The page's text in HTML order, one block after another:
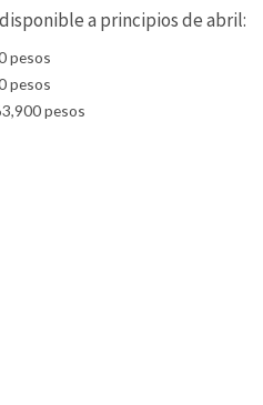
a principios de abril:
pesos
pesos
pesos